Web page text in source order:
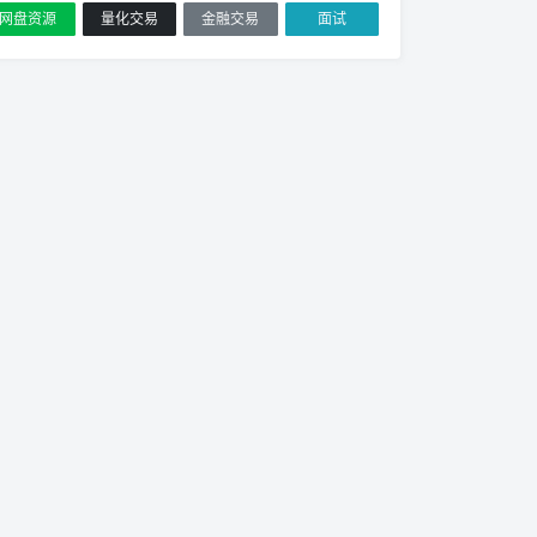
网盘资源 量化交易 金融交易 面试